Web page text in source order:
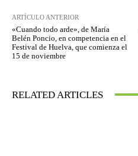
ARTÍCULO ANTERIOR
«Cuando todo arde», de María
Belén Poncio, en competencia en el
Festival de Huelva, que comienza el
15 de noviembre
RELATED ARTICLES